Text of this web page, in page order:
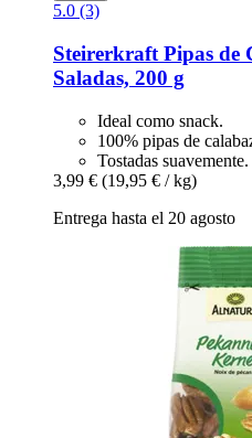
5.0 (3)
Steirerkraft Pipas de
Saladas, 200 g
Ideal como snack.
100% pipas de
Tostadas suavemente.
3,99 € (19,95 € / kg)
Entrega hasta el 20 agosto